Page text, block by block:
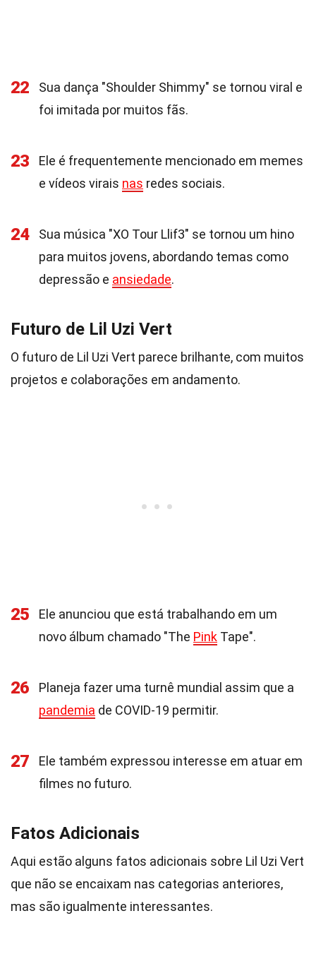
22
Sua dança "Shoulder Shimmy" se tornou viral e
foi imitada por muitos fãs.
23
Ele é frequentemente mencionado em memes
e vídeos virais nas redes sociais.
24
Sua música "XO Tour Llif3" se tornou um hino
para muitos jovens, abordando temas como
depressão e ansiedade.
Futuro de Lil Uzi Vert
O futuro de Lil Uzi Vert parece brilhante, com muitos
projetos e colaborações em andamento.
25
Ele anunciou que está trabalhando em um
novo álbum chamado "The Pink Tape".
26
Planeja fazer uma turnê mundial assim que a
pandemia de COVID-19 permitir.
27
Ele também expressou interesse em atuar em
filmes no futuro.
Fatos Adicionais
Aqui estão alguns fatos adicionais sobre Lil Uzi Vert
que não se encaixam nas categorias anteriores,
mas são igualmente interessantes.